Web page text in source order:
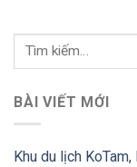
BÀI VIẾT MỚI
Khu du lịch